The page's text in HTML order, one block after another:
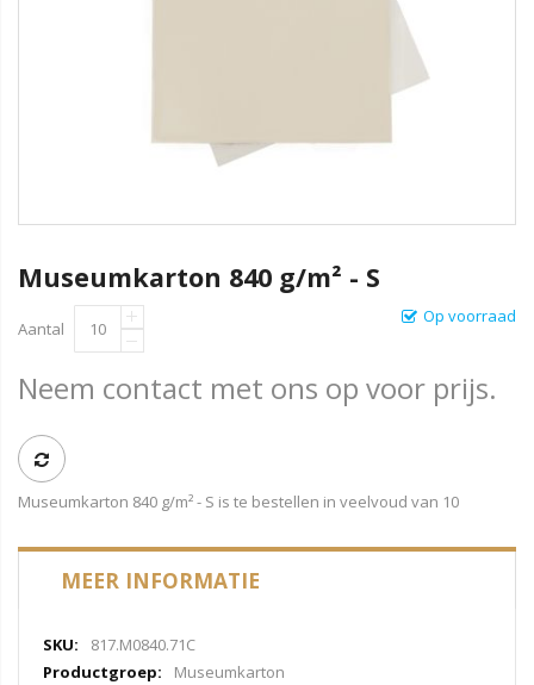
Museumkarton 840 g/m² - S
Op voorraad
Aantal
Neem contact met ons op voor prijs.
Museumkarton 840 g/m² - S is te bestellen in veelvoud van 10
MEER INFORMATIE
Meer
informatie
817.M0840.71C
Museumkarton